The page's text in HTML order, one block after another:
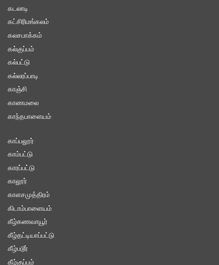
கடலாடி
கட்சிரிமங்கலம்
கலசபாக்கம்
கல்குப்பம்
கல்பட்டு
கல்லரப்பாடி
காஞ்சி
காணமலை
காந்தபாளையம்
காப்பலூர்
காம்பட்டு
காரப்பட்டு
காலூர்
காளசமுத்திரம்
கிடாம்பாளையம்
கீழ்கணவாயூர்
கீழ்தட்டியாப்பட்டு
கீழ்படூர்
கீழ்குப்பம்